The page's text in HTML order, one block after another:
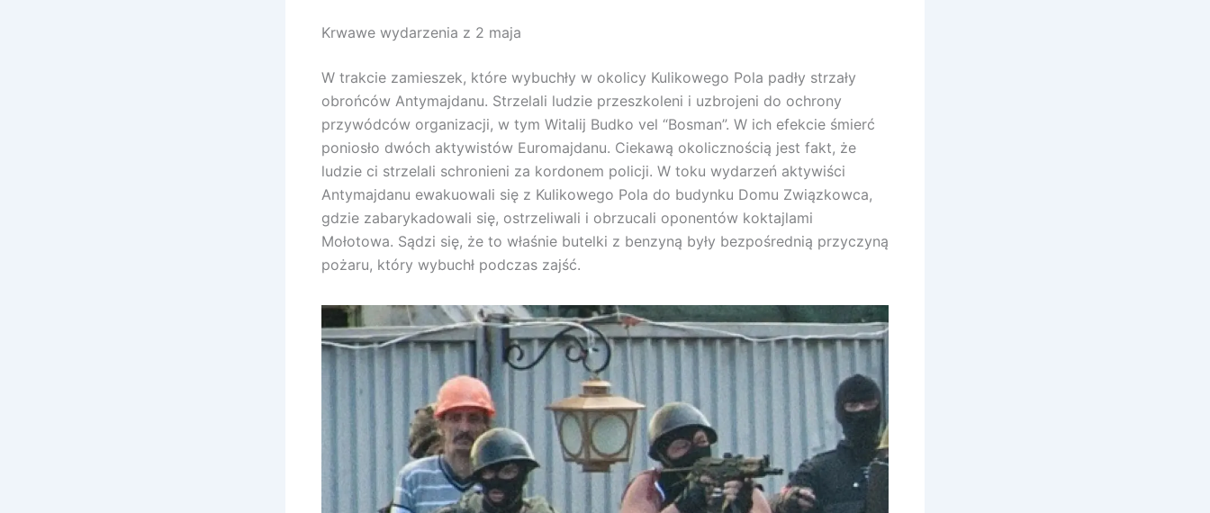
Krwawe wydarzenia z 2 maja
W trakcie zamieszek, które wybuchły w okolicy Kulikowego Pola padły strzały
obrońców Antymajdanu. Strzelali ludzie przeszkoleni i uzbrojeni do ochrony
przywódców organizacji, w tym Witalij Budko vel “Bosman”. W ich efekcie śmierć
poniosło dwóch aktywistów Euromajdanu. Ciekawą okolicznością jest fakt, że
ludzie ci strzelali schronieni za kordonem policji. W toku wydarzeń aktywiści
Antymajdanu ewakuowali się z Kulikowego Pola do budynku Domu Związkowca,
gdzie zabarykadowali się, ostrzeliwali i obrzucali oponentów koktajlami
Mołotowa. Sądzi się, że to właśnie butelki z benzyną były bezpośrednią przyczyną
pożaru, który wybuchł podczas zajść.